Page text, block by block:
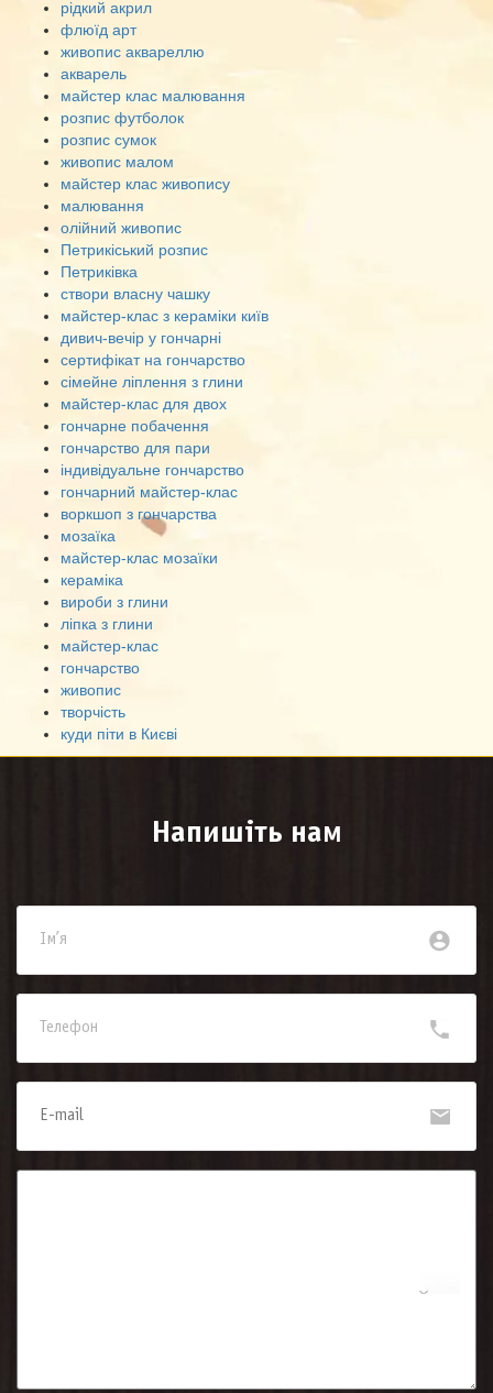
рідкий акрил
флюїд арт
живопис аквареллю
акварель
майстер клас малювання
розпис футболок
розпис сумок
живопис малом
майстер клас живопису
малювання
олійний живопис
Петрикіський розпис
Петриківка
створи власну чашку
майстер-клас з кераміки київ
дивич-вечір у гончарні
сертифікат на гончарство
сімейне ліплення з глини
майстер-клас для двох
гончарне побачення
гончарство для пари
індивідуальне гончарство
гончарний майстер-клас
воркшоп з гончарства
мозаїка
майстер-клас мозаїки
кераміка
вироби з глини
ліпка з глини
майстер-клас
гончарство
живопис
творчість
куди піти в Києві
Напишіть нам